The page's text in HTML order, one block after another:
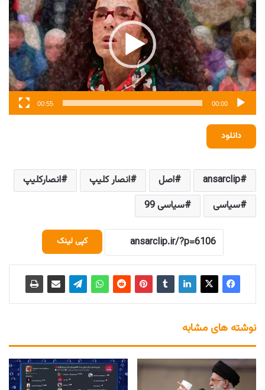
00:00
00:55
دانلود
ansarclip اصل انصار کلیپ
انصارکلیپ
سیاسی
سیاسی 99
کپی لینک
نوشته های مشابه